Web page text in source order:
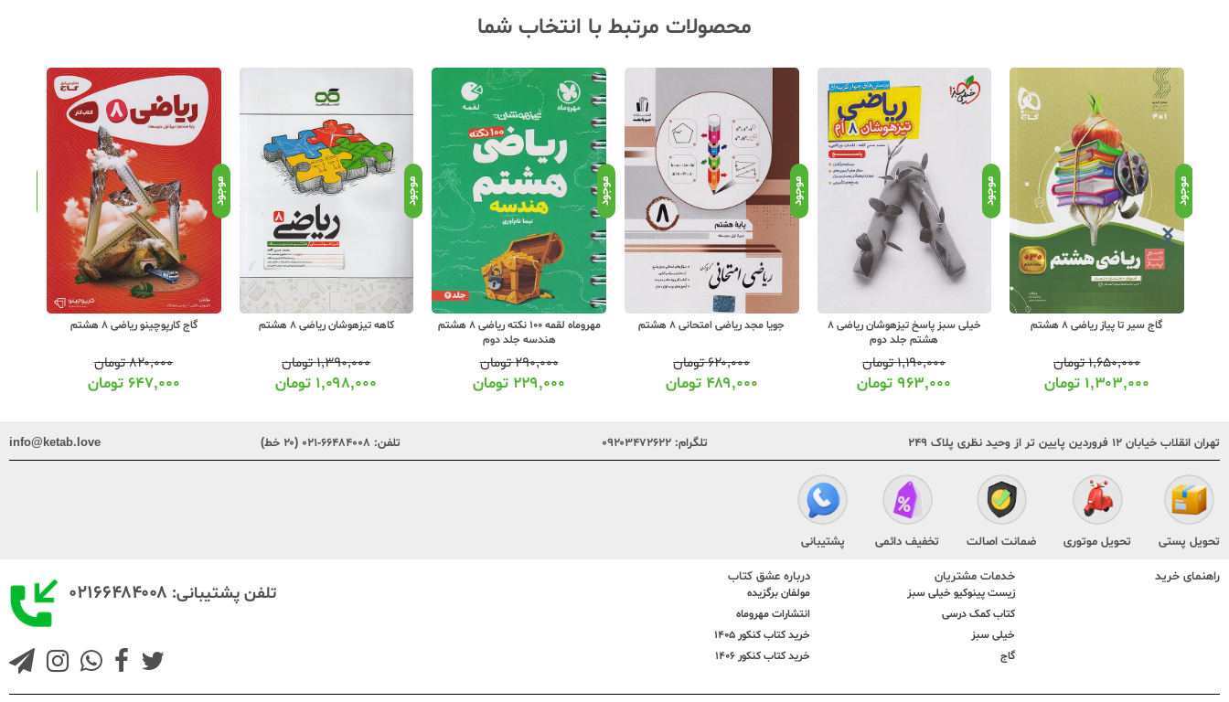
محصولات مرتبط با انتخاب شما
موجود
گاج سیر تا پیاز ریاضی 8 هشتم
۱,۶۵۰,۰۰۰تومان
۱,۳۰۳,۰۰۰ تومان
موجود
خیلی سبز پاسخ تیزهوشان ریاضی 8
هشتم جلد دوم
۱,۱۹۰,۰۰۰تومان
۹۶۳,۰۰۰تومان
موجود
جویا مجد ریاضی امتحانی 8 هشتم
۶۲۰,۰۰۰تومان
۴۸۹,۰۰۰ تومان
موجود
مهروماه لقمه 100 نکته ریاضی 8 هشتم
هندسه جلد دوم
۲۹۰,۰۰۰تومان
۲۲۹,۰۰۰ تومان
موجود
کاهه تیزهوشان ریاضی 8 هشتم
۱,۳۹۰,۰۰۰تومان
۱,۰۹۸,۰۰۰ تومان
موجود
گاج کارپوچینو ریاضی 8 هشتم
۸۲۰,۰۰۰تومان
۶۴۷,۰۰۰ تومان
تهران انقلاب خیابان ۱۲ فروردین پایین تر از وحید نظری پلاک ۲۴۹ تلگرام: ۰۹۲۰۳۴۷۲۶۲۲ تلفن: ۶۶۴۸۴۰۰۸-۰۲۱ (۲۰ خط) info@ketab.love
تحویل پستی تحویل موتوری ضمانت اصالت تخفیف دائمی پشتیبانی
راهنمای خرید خدمات مشتریان
زیست پینوکیو خیلی سبز
کتاب کمک درسی
خیلی سبز
گاج
درباره عشق کتاب
مولفان برگزیده
انتشارات مهروماه
خرید کتاب کنکور 1405
خرید کتاب کنکور 1406
تلفن پشتیبانی: ۰۲۱۶۶۴۸۴۰۰۸